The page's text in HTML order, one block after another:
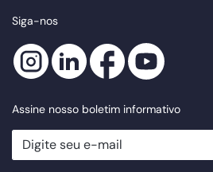
Siga-nos
Assine nosso boletim informativo
newsletter.suscribe